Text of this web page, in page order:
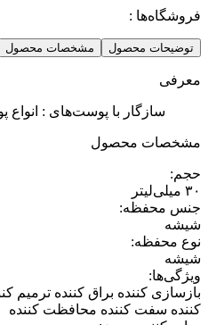
فروشگاه‌ها :
توضیحات محصول مشخصات محصول
معرفی
سازگار با پوست‌های : انواع
مشخصات محصول
حجم:
۳۰ میلی‌لیتر
جنس محفظه:
شیشه
نوع محفظه:
شیشه
ویژگی‌ها:
بازسازی کننده براق کننده ترمیم
کننده سفت کننده محافظت کننده